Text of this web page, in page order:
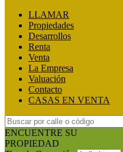
LLAMAR
Propiedades
Desarrollos
Renta
Venta
La Empresa
Valuación
Contacto
CASAS EN VENTA
ENCUENTRE SU
PROPIEDAD